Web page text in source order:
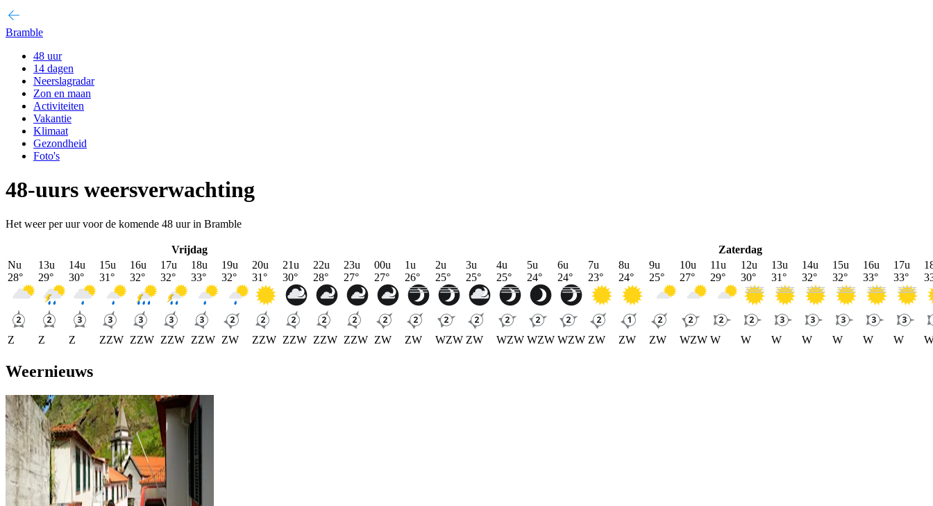
Bramble
48 uur
14 dagen
Neerslagradar
Zon en maan
Activiteiten
Vakantie
Klimaat
Gezondheid
Foto's
48-uurs weersverwachting
Het weer per uur voor de komende 48 uur in Bramble
Vrijdag
Zaterdag
Nu
28°
Z
13u
29°
Z
14u
30°
Z
15u
31°
ZZW
16u
32°
ZZW
17u
32°
ZZW
18u
33°
ZZW
19u
32°
ZW
20u
31°
ZZW
21u
30°
ZZW
22u
28°
ZZW
23u
27°
ZZW
00u
27°
ZW
1u
26°
ZW
2u
25°
WZW
3u
25°
ZW
4u
25°
WZW
5u
24°
WZW
6u
24°
WZW
7u
23°
ZW
8u
24°
ZW
9u
25°
ZW
10u
27°
WZW
11u
29°
W
12u
30°
W
13u
31°
W
14u
32°
W
15u
32°
W
16u
33°
W
17u
33°
W
Weernieuws